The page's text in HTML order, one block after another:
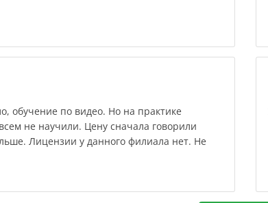
обучение по видео. Но на практике
не научили. Цену сначала говорили
Лицензии у данного филиала нет. Не